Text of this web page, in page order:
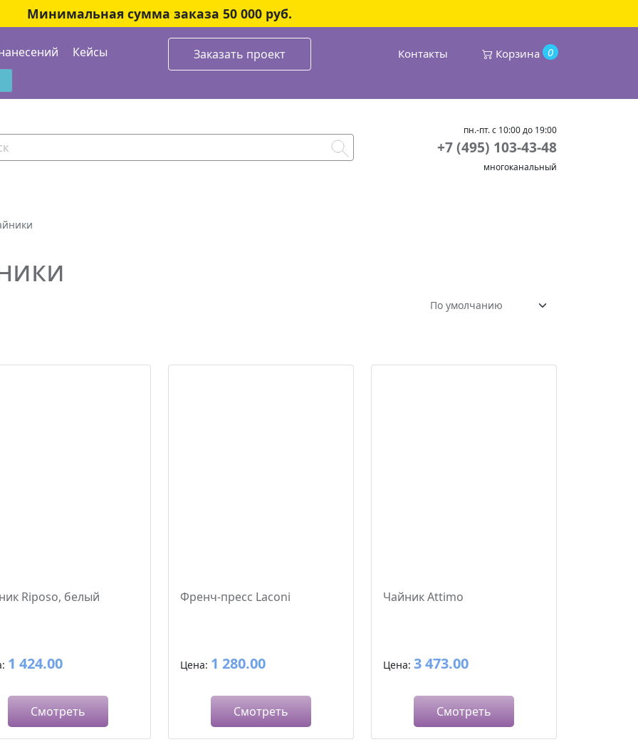
Минимальная сумма заказа 50 000 руб.
Кейсы Заказать проект Контакты 0
Корзина
пн.-пт. с 10:00 до 19:00
+7 (495) 103-43-48
многоканальный
Riposo, белый
1 424.00
Смотреть
Френч-пресс Laconi
Цена: 1 280.00
Смотреть
Чайник Attimo
Цена: 3 473.00
Смотреть